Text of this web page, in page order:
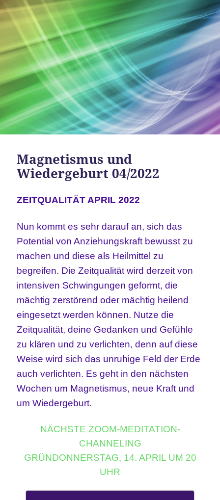
Magnetismus und
Wiedergeburt 04/2022
ZEITQUALITÄT APRIL 2022
Nun kommt es sehr darauf an, sich das
Potential von Anziehungskraft bewusst zu
machen und diese als Heilmittel zu
begreifen. Die Zeitqualität wird derzeit von
intensiven Schwingungen geformt, die
mächtig zerstörend oder mächtig heilend
eingesetzt werden können. Nutze die
Zeitqualität, deine Gedanken und Gefühle
zu klären und zu verlichten, denn auf diese
Weise wird sich das unruhige Feld der Erde
auch verlichten. Es geht in den nächsten
Wochen um Magnetismus, neue Kraft und
um Wiedergeburt.
NÄCHSTE ZOOM-MEDITATION-
CHANNELING
GRÜNDONNERSTAG, 14. APRIL UM 20
UHR